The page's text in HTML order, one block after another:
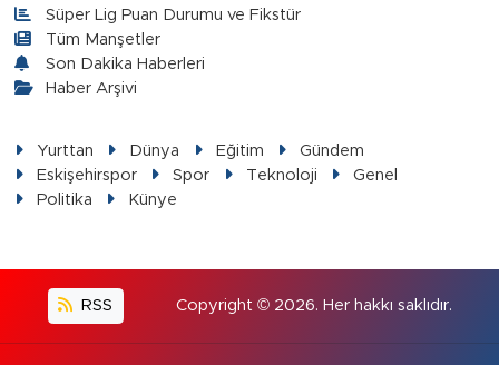
Süper Lig Puan Durumu ve Fikstür
Tüm Manşetler
Son Dakika Haberleri
Haber Arşivi
Yurttan Dünya Eğitim
Gündem
Eskişehirspor
Spor Teknoloji
Genel
Politika
Künye
RSS Copyright © 2026. Her hakkı saklıdır.